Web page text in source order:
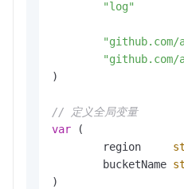
"log"
)
// 定义全局变量
var (
	region
	bucketName
)